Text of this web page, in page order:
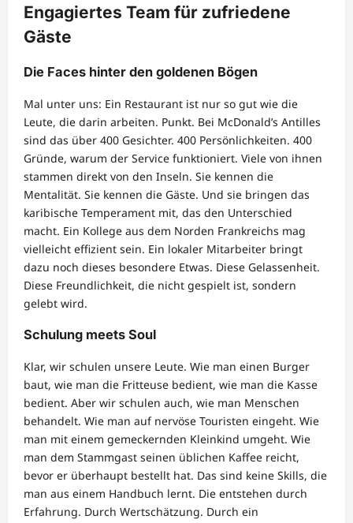
Engagiertes Team für zufriedene
Gäste
Die Faces hinter den goldenen Bögen
Mal unter uns: Ein Restaurant ist nur so gut wie die
Leute, die darin arbeiten. Punkt. Bei McDonald’s Antilles
sind das über 400 Gesichter. 400 Persönlichkeiten. 400
Gründe, warum der Service funktioniert. Viele von ihnen
stammen direkt von den Inseln. Sie kennen die
Mentalität. Sie kennen die Gäste. Und sie bringen das
karibische Temperament mit, das den Unterschied
macht. Ein Kollege aus dem Norden Frankreichs mag
vielleicht effizient sein. Ein lokaler Mitarbeiter bringt
dazu noch dieses besondere Etwas. Diese Gelassenheit.
Diese Freundlichkeit, die nicht gespielt ist, sondern
gelebt wird.
Schulung meets Soul
Klar, wir schulen unsere Leute. Wie man einen Burger
baut, wie man die Fritteuse bedient, wie man die Kasse
bedient. Aber wir schulen auch, wie man Menschen
behandelt. Wie man auf nervöse Touristen eingeht. Wie
man mit einem gemeckernden Kleinkind umgeht. Wie
man dem Stammgast seinen üblichen Kaffee reicht,
bevor er überhaupt bestellt hat. Das sind keine Skills, die
man aus einem Handbuch lernt. Die entstehen durch
Erfahrung. Durch Wertschätzung. Durch ein